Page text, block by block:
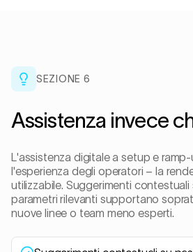
SEZIONE 6
Assistenza invece
L'assistenza digitale a setup e
l'esperienza degli operatori – la
utilizzabile. Suggerimenti
parametri rilevanti supportano
nuove linee o team meno esperti.